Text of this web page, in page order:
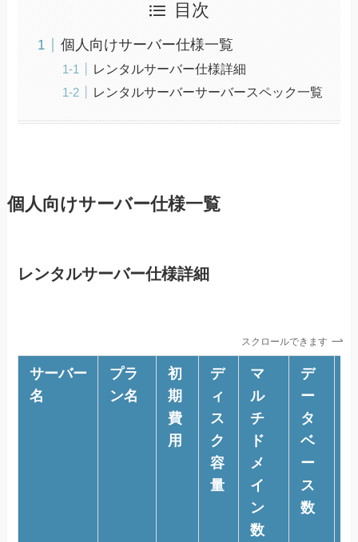
目次
個人向けサーバー仕様一覧
レンタルサーバー仕様詳細
レンタルサーバーサーバースペック一覧
個人向けサーバー仕様一覧
レンタルサーバー仕様詳細
スクロールできます
サーバー
名
プラ
ン名
初
期
費
用
デ
ィ
ス
ク
容
量
マ
ル
チ
ド
メ
イ
ン
数
デ
ー
タ
ベ
ー
ス
数